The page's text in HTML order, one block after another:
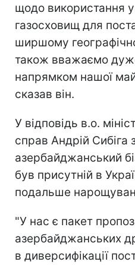
щодо використання
газосховищ для
ширшому
також вважаємо
напрямком нашої
сказав він.
У відповідь в.о.
справ Андрій Сибіга
азербайджанський
був присутній в
подальше
"У нас є пакет
азербайджанських
в диверсифікації